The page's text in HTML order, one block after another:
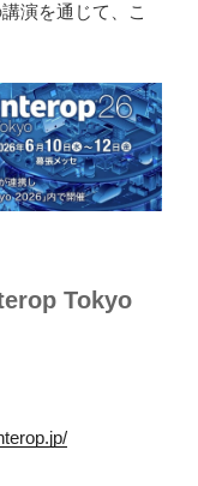
演を通じて、こ
Tokyo